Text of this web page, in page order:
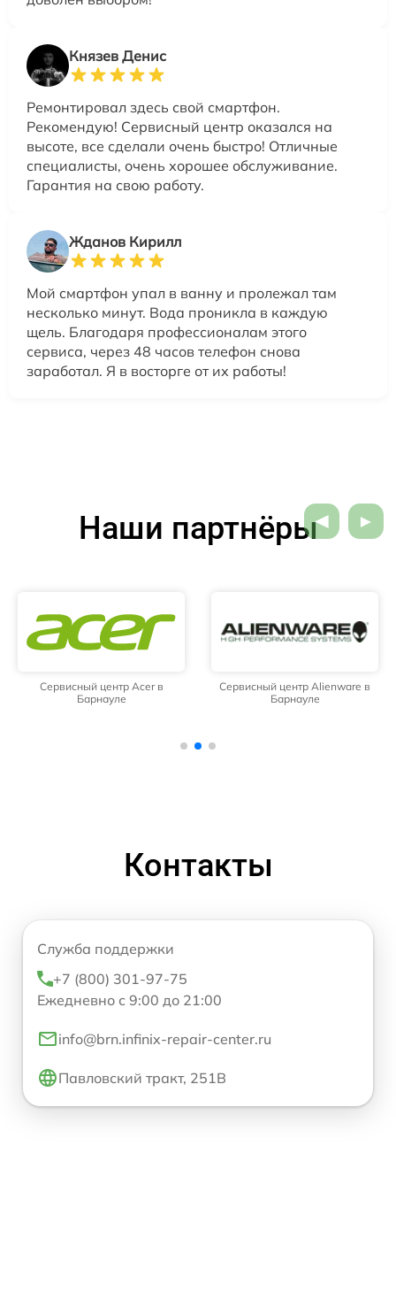
Князев Денис
Ремонтировал здесь свой смартфон.
Рекомендую! Сервисный центр оказался на
высоте, все сделали очень быстро! Отличные
специалисты, очень хорошее обслуживание.
Гарантия на свою работу.
Жданов Кирилл
Мой смартфон упал в ванну и пролежал там
несколько минут. Вода проникла в каждую
щель. Благодаря профессионалам этого
сервиса, через 48 часов телефон снова
заработал. Я в восторге от их работы!
Наши партнёры
Сервисный центр Acer в
Барнауле
Сервисный центр Alienware в
Барнауле
Контакты
Служба поддержки
+7 (800) 301-97-75
Ежедневно с 9:00 до 21:00
info@brn.infinix-repair-center.ru
Павловский тракт, 251В